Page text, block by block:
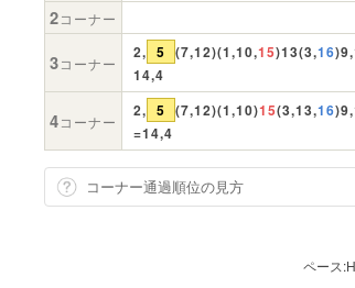
2コーナー
3コーナー
2, 5 (7,12)(1,10,15)13(3,16
14,4
4コーナー
2, 5 (7,12)(1,10)15(3,13,16
=14,4
コーナー通過順位の見方
ペース:H